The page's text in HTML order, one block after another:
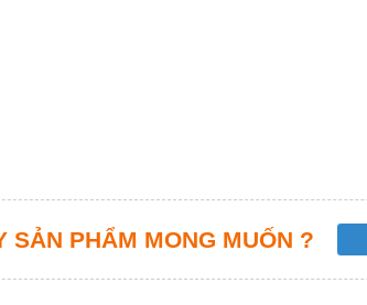
SẢN PHẨM MONG MUỐN ?